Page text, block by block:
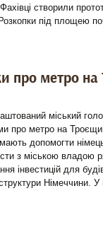
створили
Розкопки під площею
про метро
міський
про метро на
допомогти
з міською владою
інвестицій для
Німеччини. У